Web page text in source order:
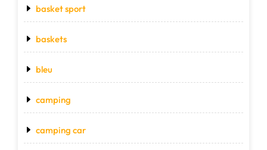
basket sport
baskets
bleu
camping
camping car